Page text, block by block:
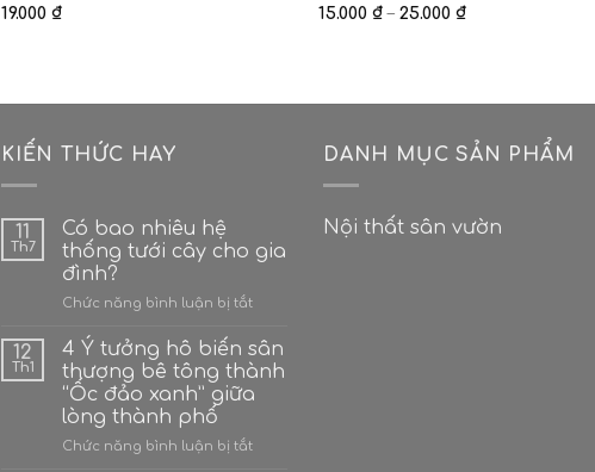
19.000 ₫
15.000₫ – 25.000₫Khoảng
KIẾN THỨC HAY
11
Th7
Có bao nhiêu hệ
thống tưới cây cho gia
đình?
Chức năng bình luận bị tắtở
bao
nhiêu
hệ
thống
cây
12
Th1
4 Ý tưởng hô biến sân
thượng bê tông thành
“Ốc đảo xanh” giữa
lòng thành phố
Chức năng bình luận bị tắtở
DANH MỤC SẢN PHẨM
Nội thất sân vườn